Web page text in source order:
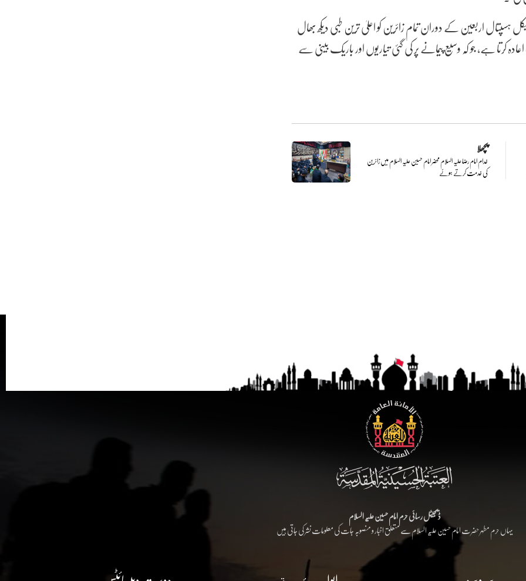
اربعین کے دوران تمام زائرین کو اعلیٰ ترین طبی دیکھ بھال
ہے، جو کہ وسیع پیمانے پر کی گئی تیاریوں اور باریک بینی سے
پچھلا
خدام امام رضا علیہ السلام محضر امام حسین علیہ السلام میں زائرین
کی خدمت کرتے ہوئے
ڈیجیٹل رسائی حرم امام حسین علیہ السلام
یہاں حرم مطہر حضرت امام حسین علیہ السلام سے متعلق اخبار و منصوبہ جات کی معلومات نشر کی جاتی ہیں